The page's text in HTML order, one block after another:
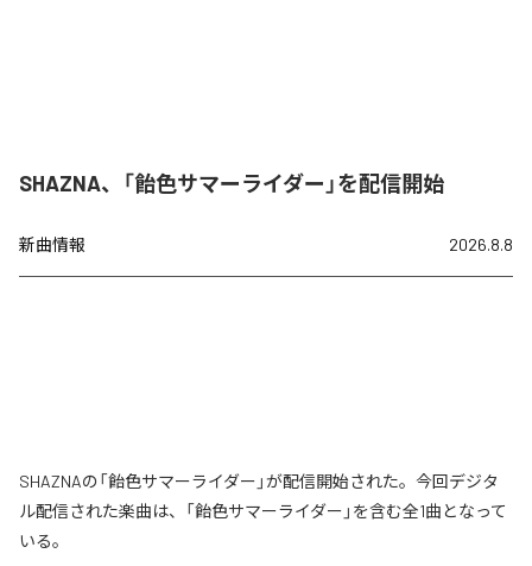
SHAZNA、「飴色サマーライダー」を配信開始
新曲情報 2026.8.8
SHAZNAの「飴色サマーライダー」が配信開始された。今回デジタ
ル配信された楽曲は、「飴色サマーライダー」を含む全1曲となって
いる。